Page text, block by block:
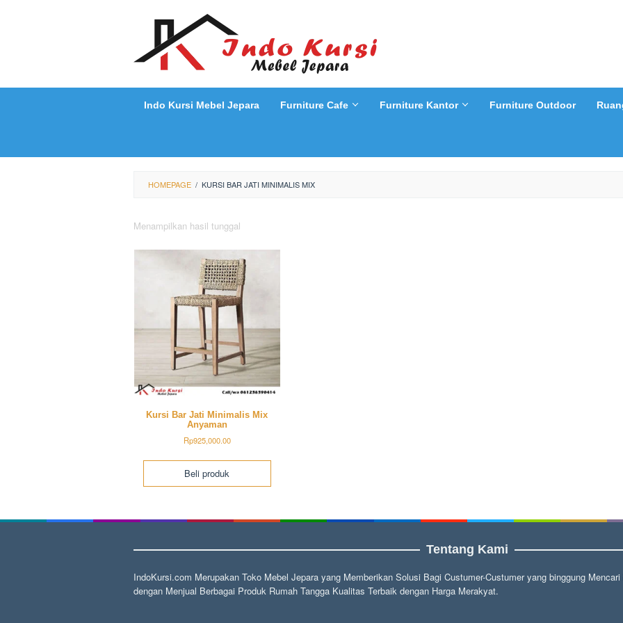
Indo Kursi Mebel Jepara Furniture Cafe Furniture Kantor Furniture Outdoor
HOMEPAGE / KURSI BAR JATI MINIMALIS MIX
Menampilkan hasil tunggal
Kursi Bar Jati Minimalis Mix
Anyaman
Rp925,000.00
Beli produk
Tentang Kami
IndoKursi.com Merupakan Toko Mebel Jepara yang Memberikan Solusi Bagi Custumer-Custumer yang binggung
dengan Menjual Berbagai Produk Rumah Tangga Kualitas Terbaik dengan Harga Merakyat.